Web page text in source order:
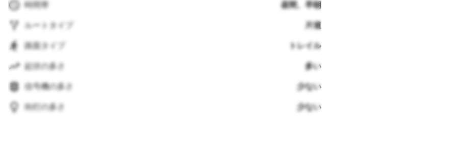
時間帯 昼間、早朝
ルートタイプ 片道
路面タイプ トレイル
起伏の多さ 多い
信号機の多さ 少ない
街灯の多さ 少ない